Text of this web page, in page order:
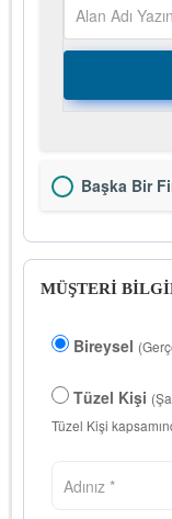
Başka Bir
MÜŞTERİ
Bireysel
Tüzel Kişi
Tüzel Kişi